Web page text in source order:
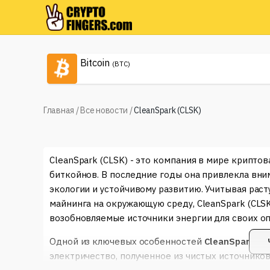
Bitcoin (BTC)
Главная /Все новости /CleanSpark (CLSK)
CleanSpark (CLSK) - это компания в мире
биткойнов. В последние годы она привлекла
экологии и устойчивому развитию. Учитывая
майнинга на окружающую среду, CleanSpark
возобновляемые источники энергии для своих
Одной из ключевых особенностей CleanSpark
электричество, полученное из чистых